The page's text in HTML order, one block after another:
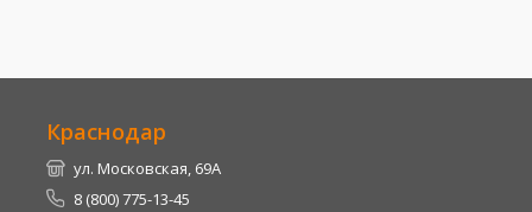
Краснодар
ул. Московская, 69А
8 (800) 775-13-45